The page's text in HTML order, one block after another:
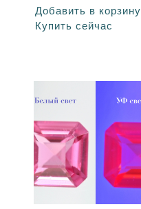
Добавить в корзину
Купить сейчас